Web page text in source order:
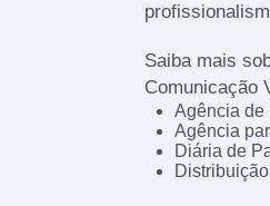
Saiba mais
Comunicação
Agência de
Agência
Diária de